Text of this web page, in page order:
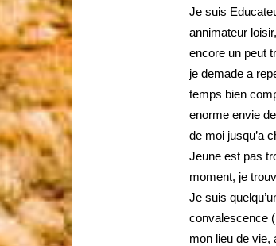
Je suis
annimateur
encore un peut
je demade a
temps bien
enorme envie
de moi jusqu’a
Jeune est pas
moment, je
Je suis
convalescence
mon lieu de vie,